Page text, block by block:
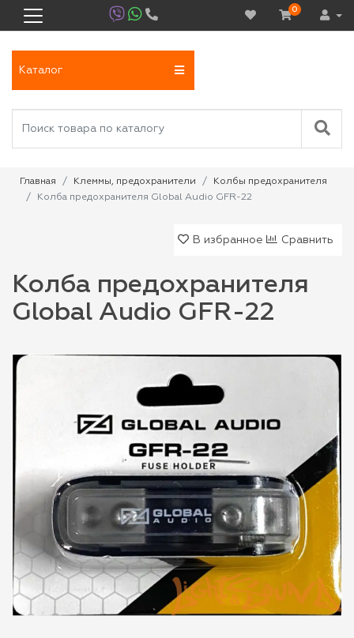
0
Каталог
Главная Клеммы, предохранители
Колбы предохранителя
Колба предохранителя Global Audio GFR-22
В избранное Сравнить
Колба предохранителя
Global Audio GFR-22